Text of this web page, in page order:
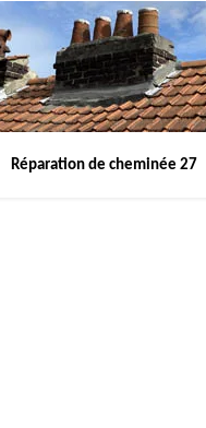
Réparation de cheminée 27